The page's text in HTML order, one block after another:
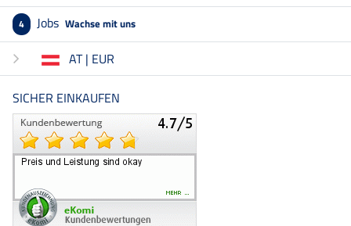
4 Jobs Wachse mit uns
AT | EUR
SICHER EINKAUFEN